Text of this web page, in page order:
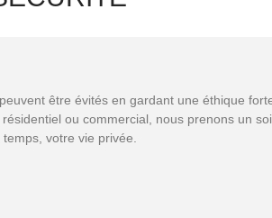
être évités en gardant une éthique
ou commercial, nous prenons un
votre vie privée.